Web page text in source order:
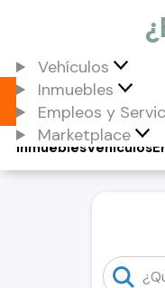
Vehículos
Inmuebles
Empleos y
Marketplace
Vehículos
Inmuebles